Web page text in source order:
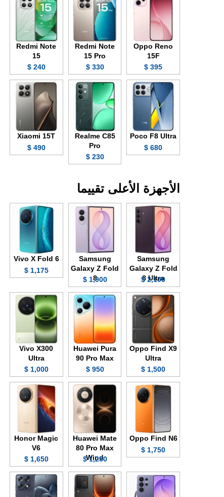
Oppo Reno
15F
395 $
Redmi Note
15 Pro
330 $
Redmi Note
15
240 $
Poco F8 Ultra
680 $
Realme C85
Pro
230 $
Xiaomi 15T
490 $
الأجهزة الأعلى تقييما
Samsung
Galaxy Z Fold
8 Ultra
2,100 $
Samsung
Galaxy Z Fold
8
1,900 $
Vivo X Fold 6
1,175 $
Oppo Find X9
Ultra
1,500 $
Huawei Pura
90 Pro Max
950 $
Vivo X300
Ultra
1,000 $
Oppo Find N6
1,750 $
Huawei Mate
80 Pro Max
Wind
1,250 $
Honor Magic
V6
1,650 $